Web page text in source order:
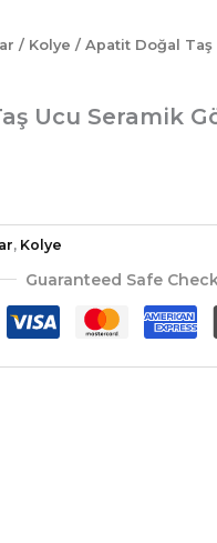
/ Kolye / Apatit Doğal Taş
Ucu Seramik
, Kolye
Guaranteed Safe